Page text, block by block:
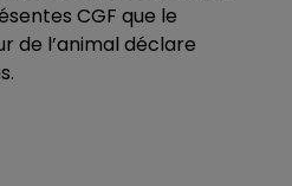
CGF que le
de l’animal déclare